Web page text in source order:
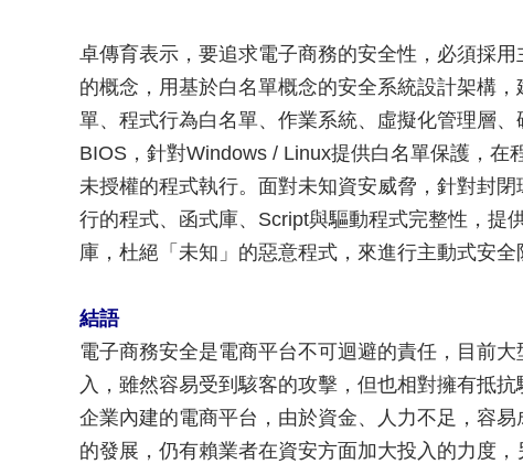
卓傳育表示，要追求電子商務的安全性，必須採用
的概念，用基於白名單概念的安全系統設計架構，
單、程式行為白名單、作業系統、虛擬化管理層、
BIOS，針對Windows / Linux提供白名單保護，在
未授權的程式執行。面對未知資安威脅，針對封
行的程式、函式庫、Script與驅動程式完整性，提
庫，杜絕「未知」的惡意程式，來進行主動式安全
結語
電子商務安全是電商平台不可迴避的責任，目前
入，雖然容易受到駭客的攻擊，但也相對擁有抵
企業內建的電商平台，由於資金、人力不足，容
的發展，仍有賴業者在資安方面加大投入的力度